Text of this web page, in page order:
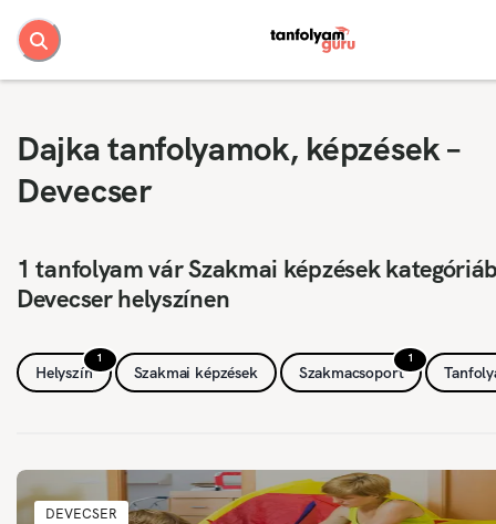
Dajka tanfolyamok, képzések –
Devecser
1 tanfolyam vár Szakmai képzések
Devecser helyszínen
1
Helyszín Szakmai képzések
1
Szakmacsoport
DEVECSER